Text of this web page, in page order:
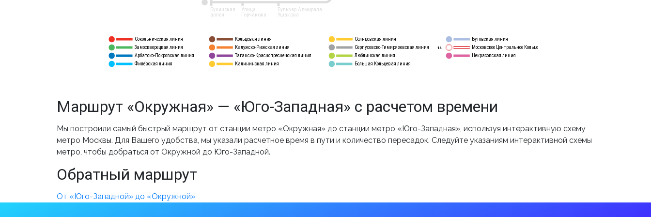
Сокольническая линия
Замоскворецкая линия
Арбатско-Покровская линия
Филёвская линия
Кольцевая линия
Калужско-Рижская линия
Таганско-Краснопресненская линия
Калининская линия
Солнцевская линия
Серпуховско-Тимирязевская линия
Люблинская линия
Бутовская линия
Московское Центральное Кольцо
Большая Кольцевая линия
Некрасовская линия
14
Бульвар Адмирала
Ушакова
Улица
Горчакова
Бунинская
аллея
Маршрут «Окружная» — «Юго-Западная» с расчетом времени
Мы построили самый быстрый маршрут от станции метро «Окружная» до станции метро «Юго-Западная», используя интерактивную схему
метро Москвы. Для Вашего удобства, мы указали расчетное время в пути и количество пересадок. Следуйте указаниям интерактивной схемы
метро, чтобы добраться от Окружной до Юго-Западной.
Обратный маршрут
От «Юго-Западной» до «Окружной»